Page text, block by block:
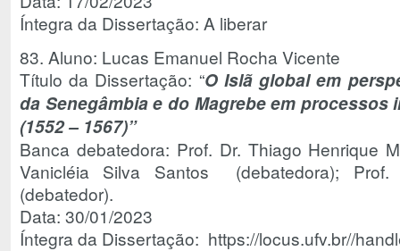
Íntegra da Dissertação: A liberar
83. Aluno: Lucas Emanuel Rocha Vicente
Título da Dissertação: “O Islã global em
da Senegâmbia e do Magrebe em
(1552 – 1567)”
Banca debatedora: Prof. Dr. Thiago Henrique
Vanicléia Silva Santos (debatedora);
(debatedor).
Data: 30/01/2023
Íntegra da Dissertação: https://locus.ufv.br//